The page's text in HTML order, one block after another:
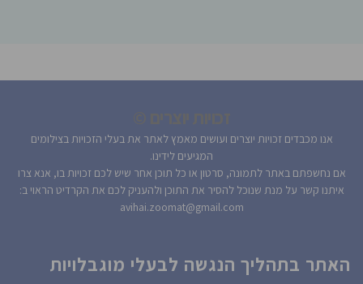
אנו מכבדים זכויות יוצרים ועושים מאמץ לאתר את בעלי הזכויות בצילומים
המגיעים לידינו.
אם נחשפתם באתר לתמונה, סרטון או כל תוכן אחר שיש לכם זכויות בו, אנא צרו
איתנו קשר על מנת שנוכל להסיר את התוכן ולהעניק לכם את הקרדיט הראוי ב:
avihai.zoomat@gmail.com
האתר בתהליך הנגשה לבעלי מוגבלויות